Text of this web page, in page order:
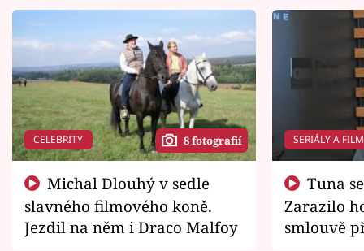
CELEBRITY 8 fotografií
slavného filmového koně.
Jezdil na něm i Draco Malfoy
SERIÁLY A
Zarazilo
smlouvě